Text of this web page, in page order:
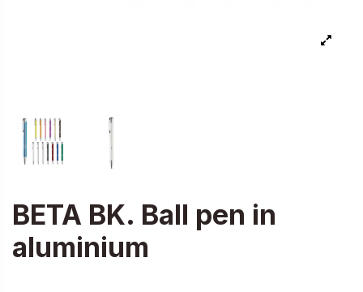
BETA BK. Ball pen in
aluminium